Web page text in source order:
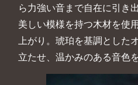
ら力強い音まで自在に引き
美しい模様を持つ木材を使
上がり。琥珀を基調とした
立たせ、温かみのある音色